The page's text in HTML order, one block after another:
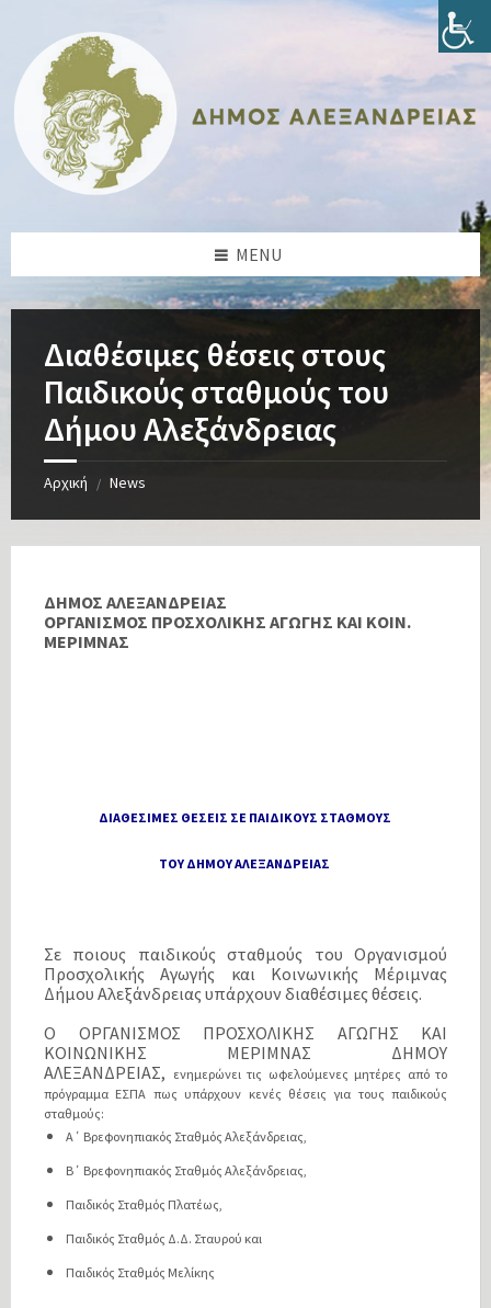
content
sidebar
sidebar
footer
MENU
Διαθέσιμες θέσεις στους
Παιδικούς σταθμούς του
Δήμου Αλεξάνδρειας
Αρχική / News
ΔΗΜΟΣ ΑΛΕΞΑΝΔΡΕΙΑΣ
ΟΡΓΑΝΙΣΜΟΣ ΠΡΟΣΧΟΛΙΚΗΣ ΑΓΩΓΗΣ ΚΑΙ ΚΟΙΝ.
ΜΕΡΙΜΝΑΣ
ΔΙΑΘΕΣΙΜΕΣ ΘΕΣΕΙΣ ΣΕ ΠΑΙΔΙΚΟΥΣ ΣΤΑΘΜΟΥΣ
ΤΟΥ ΔΗΜΟΥ ΑΛΕΞΑΝΔΡΕΙΑΣ
Σε ποιους παιδικούς σταθμούς του Οργανισμού
Προσχολικής Αγωγής και Κοινωνικής Μέριμνας
Δήμου Αλεξάνδρειας υπάρχουν διαθέσιμες θέσεις.
Ο ΟΡΓΑΝΙΣΜΟΣ ΠΡΟΣΧΟΛΙΚΗΣ ΑΓΩΓΗΣ ΚΑΙ
ΚΟΙΝΩΝΙΚΗΣ ΜΕΡΙΜΝΑΣ ΔΗΜΟΥ
ΑΛΕΞΑΝΔΡΕΙΑΣ, ενημερώνει τις ωφελούμενες μητέρες από το
πρόγραμμα ΕΣΠΑ πως υπάρχουν κενές θέσεις για τους παιδικούς
σταθμούς:
Α΄ Βρεφονηπιακός Σταθμός Αλεξάνδρειας,
Β΄ Βρεφονηπιακός Σταθμός Αλεξάνδρειας,
Παιδικός Σταθμός Πλατέως,
Παιδικός Σταθμός Δ.Δ. Σταυρού και
Παιδικός Σταθμός Μελίκης